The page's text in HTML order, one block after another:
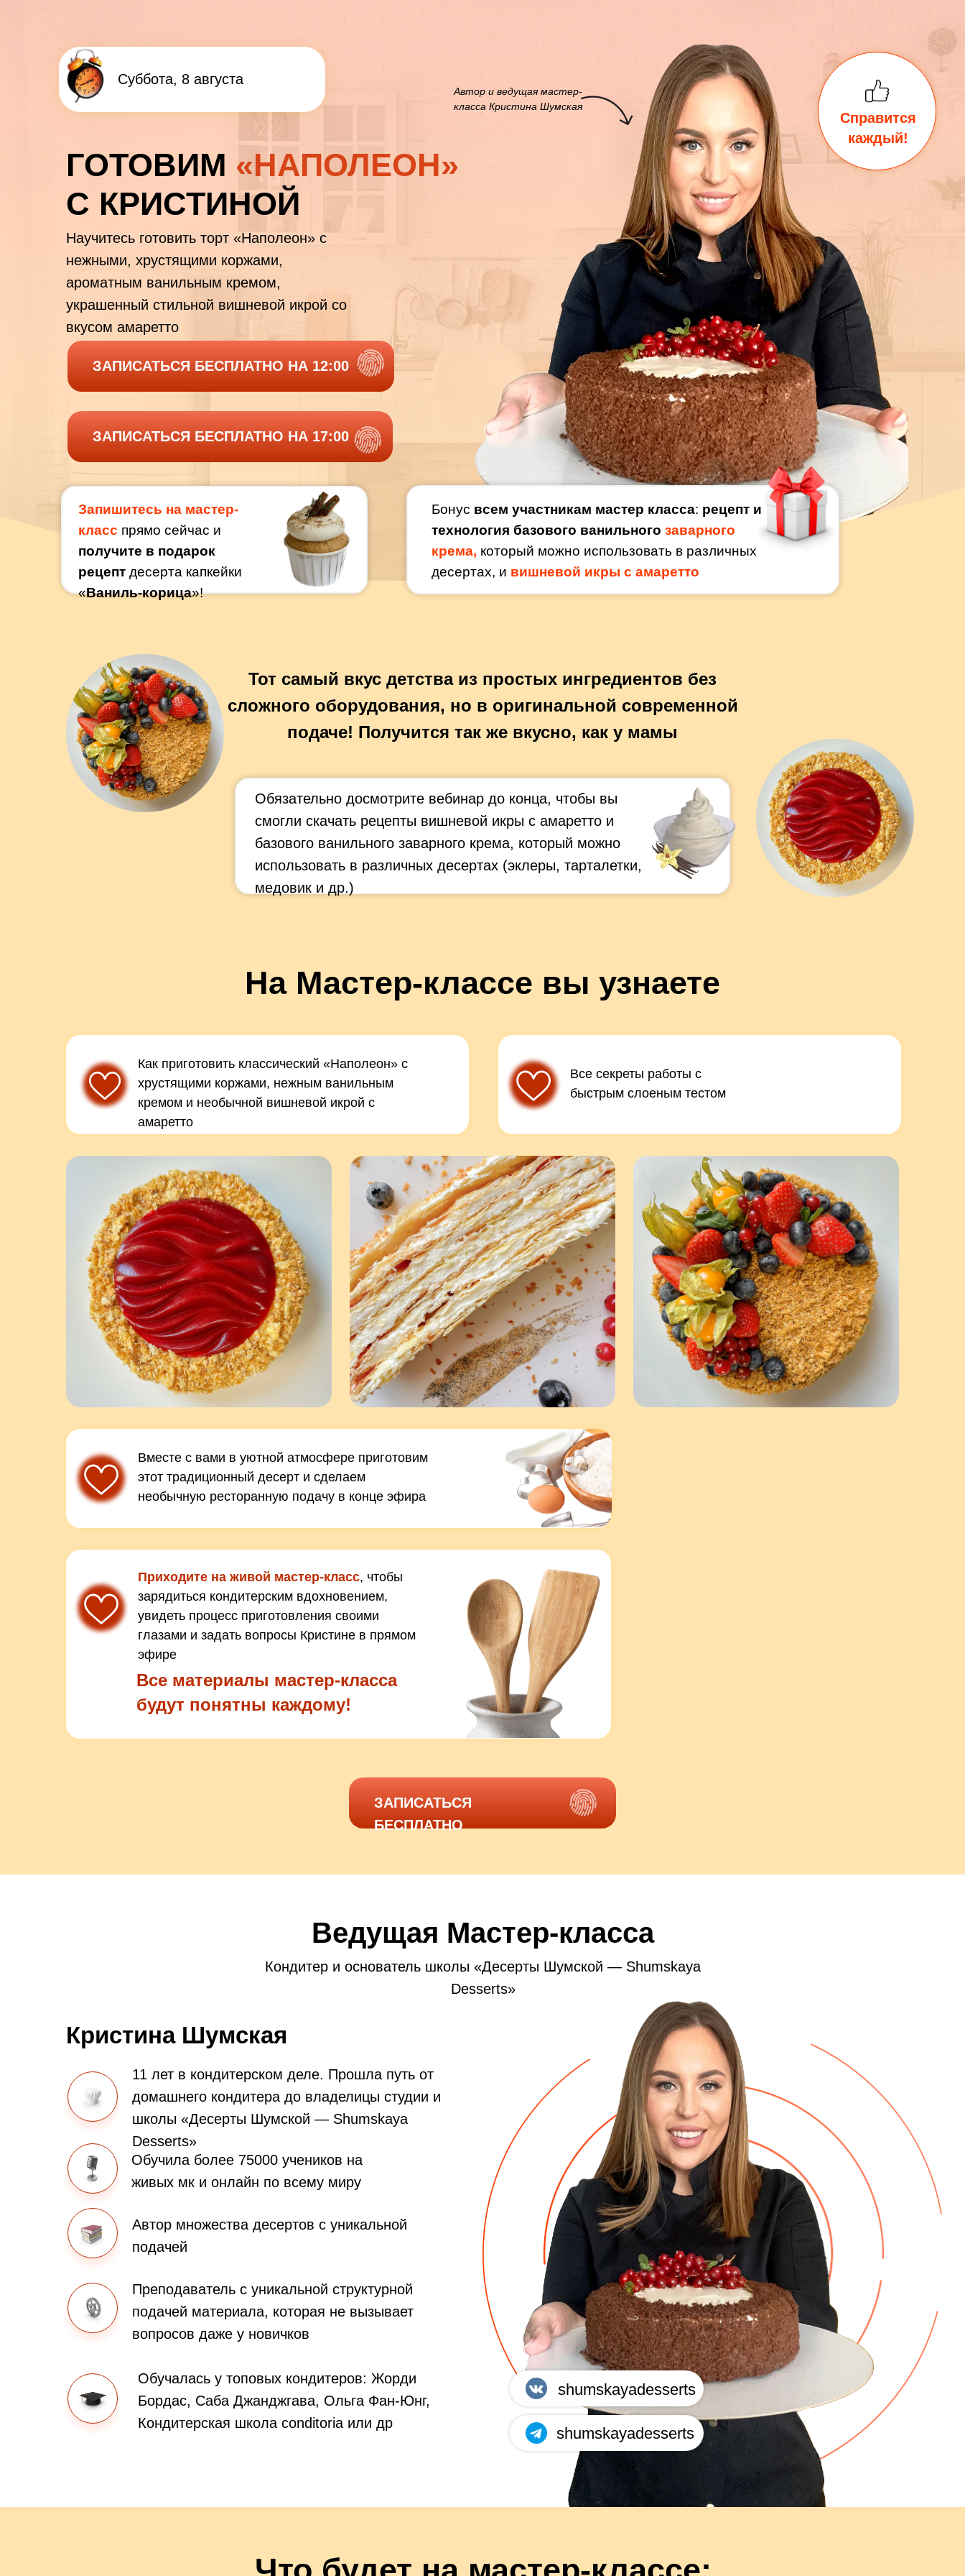
ЗАПИСАТЬСЯ БЕСПЛАТНО НА 12:00
Автор и ведущая мастер-
класса Кристина Шумская
ГОТОВИМ «НАПОЛЕОН»
С КРИСТИНОЙ
Научитесь готовить торт «Наполеон» с
нежными, хрустящими коржами,
ароматным ванильным кремом,
украшенный стильной вишневой икрой со
вкусом амаретто
Бонус всем участникам мастер класса: рецепт и
технология базового ванильного заварного
крема, который можно использовать в различных
десертах, и вишневой икры с амаретто
Справится
каждый!
Запишитесь на мастер-
класс прямо сейчас и
получите в подарок
рецепт десерта капкейки
«Ваниль-корица»!
ЗАПИСАТЬСЯ БЕСПЛАТНО НА 17:00
Суббота, 8 августа
Тот самый вкус детства из простых ингредиентов без
сложного оборудования, но в оригинальной современной
подаче! Получится так же вкусно, как у мамы
Обязательно досмотрите вебинар до конца, чтобы вы
смогли скачать рецепты вишневой икры с амаретто и
базового ванильного заварного крема, который можно
использовать в различных десертах (эклеры, тарталетки,
медовик и др.)
На Мастер-классе вы узнаете
Как приготовить классический «Наполеон» с
хрустящими коржами, нежным ванильным
кремом и необычной вишневой икрой с
амаретто
Все секреты работы с
быстрым слоеным тестом
Вместе с вами в уютной атмосфере приготовим
этот традиционный десерт и сделаем
необычную ресторанную подачу в конце эфира
Приходите на живой мастер-класс, чтобы
зарядиться кондитерским вдохновением,
увидеть процесс приготовления своими
глазами и задать вопросы Кристине в прямом
эфире
ЗАПИСАТЬСЯ
БЕСПЛАТНО
Все материалы мастер-класса
будут понятны каждому!
Ведущая Мастер-класса
11 лет в кондитерском деле. Прошла путь от
домашнего кондитера до владелицы студии и
школы «Десерты Шумской — Shumskaya
Desserts»
Кристина Шумская
Обучила более 75000 учеников на
живых мк и онлайн по всему миру
Автор множества десертов с уникальной
подачей
Преподаватель с уникальной структурной
подачей материала, которая не вызывает
вопросов даже у новичков
Обучалась у топовых кондитеров: Жорди
Бордас, Саба Джанджгава, Ольга Фан-Юнг,
Кондитерская школа conditoria или др
Кондитер и основатель школы «Десерты Шумской — Shumskaya
Desserts»
shumskayadesserts
shumskayadesserts